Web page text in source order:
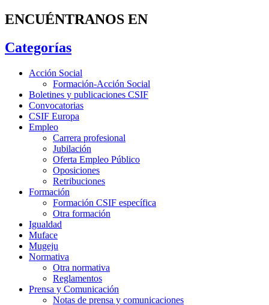
ENCUÉNTRANOS EN
Categorías
Acción Social
Formación-Acción Social
Boletines y publicaciones CSIF
Convocatorias
CSIF Europa
Empleo
Carrera profesional
Jubilación
Oferta Empleo Público
Oposiciones
Retribuciones
Formación
Formación CSIF específica
Otra formación
Igualdad
Muface
Mugeju
Normativa
Otra normativa
Reglamentos
Prensa y Comunicación
Notas de prensa y comunicaciones